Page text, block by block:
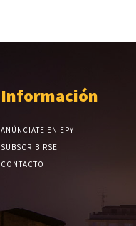
Información
ANÚNCIATE EN EPY
SUBSCRIBIRSE
CONTACTO